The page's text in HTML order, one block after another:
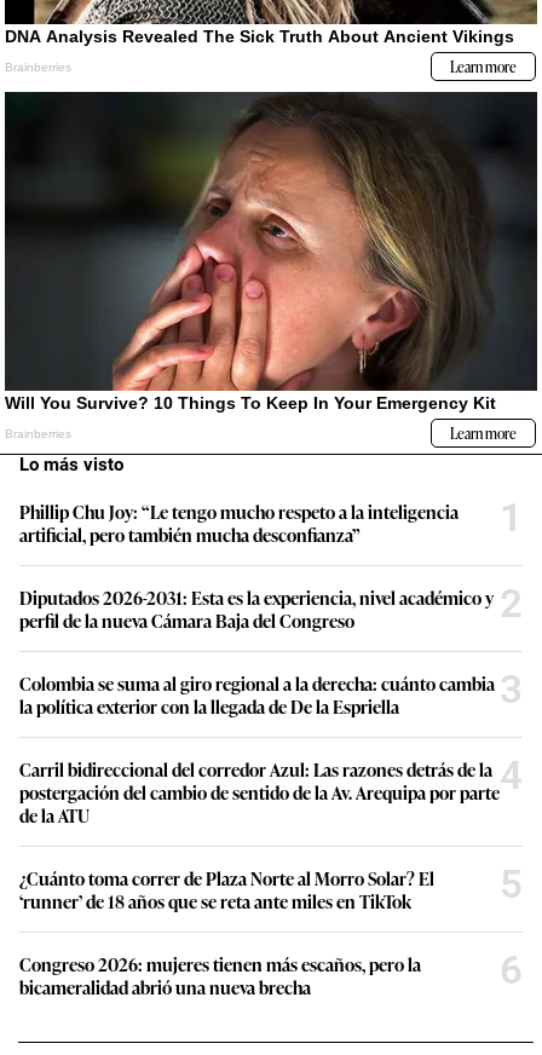
Lo más visto
Phillip Chu Joy: “Le tengo mucho respeto a la inteligencia
artificial, pero también mucha desconfianza”
1
Diputados 2026-2031: Esta es la experiencia, nivel académico y
perfil de la nueva Cámara Baja del Congreso
2
Colombia se suma al giro regional a la derecha: cuánto cambia
la política exterior con la llegada de De la Espriella
3
Carril bidireccional del corredor Azul: Las razones detrás de la
postergación del cambio de sentido de la Av. Arequipa por parte
de la ATU
4
¿Cuánto toma correr de Plaza Norte al Morro Solar? El
‘runner’ de 18 años que se reta ante miles en TikTok
5
Congreso 2026: mujeres tienen más escaños, pero la
bicameralidad abrió una nueva brecha
6